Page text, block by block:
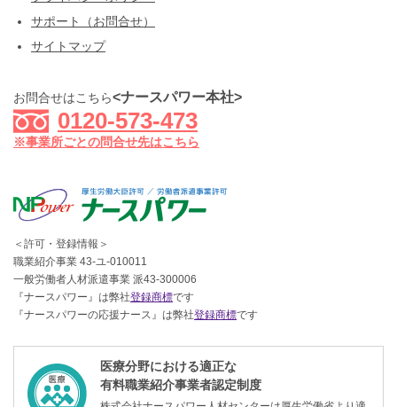
サポート（お問合せ）
サイトマップ
お問合せはこちら<ナースパワー本社>
0120-573-473
※事業所ごとの問合せ先はこちら
＜許可・登録情報＞
職業紹介事業 43-ユ-010011
一般労働者人材派遣事業 派43-300006
『ナースパワー』は弊社登録商標です
『ナースパワーの応援ナース』は弊社登録商標です
医療分野における適正な
有料職業紹介事業者認定制度